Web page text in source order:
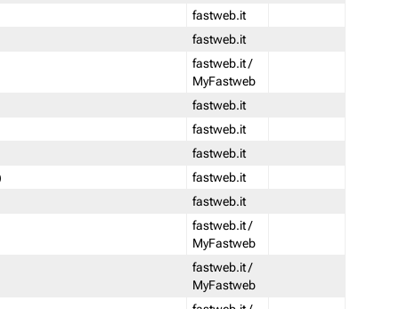
fastweb.it
fastweb.it
fastweb.it /
MyFastweb
fastweb.it
fastweb.it
fastweb.it
fastweb.it
fastweb.it
fastweb.it /
MyFastweb
fastweb.it /
MyFastweb